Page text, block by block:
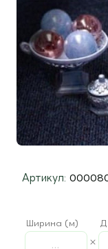
Артикул:
Ширина (м)